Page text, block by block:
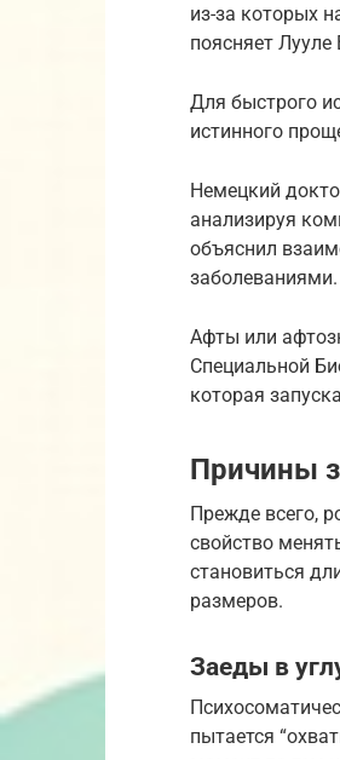
из-за которых
поясняет
Для быстрого
истинного
Немецкий
анализируя
объяснил
заболеваниями.
Афты или
Специальной
которая
Причины
Прежде всего,
свойство
становиться
размеров.
Заеды в
пытается